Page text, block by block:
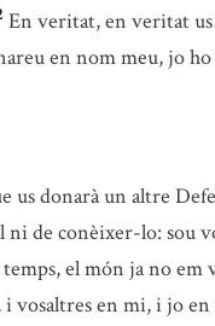
En veritat, en veritat us
en nom meu, jo
us donarà un altre
ni de conèixer-lo: sou
temps, el món ja no
vosaltres en mi, i jo en